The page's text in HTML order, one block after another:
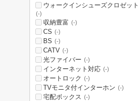
ウォークインシューズクロゼット
(-)
収納豊富 (-)
CS (-)
BS (-)
CATV (-)
光ファイバー (-)
インターネット対応 (-)
オートロック (-)
TVモニタ付インターホン (-)
宅配ボックス (-)